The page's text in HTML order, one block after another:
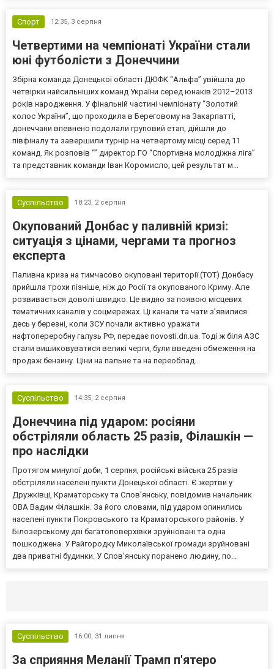
Спорт 12:35, 3 серпня
Четвертими на чемпіонаті України стали
юні футболісти з Донеччини
Збірна команда Донецької області ДЮФК “Альфа” увійшла до
четвірки найсильніших команд України серед юнаків 2012–2013
років народження. У фінальній частині чемпіонату “Золотий
колос України”, що проходила в Береговому на Закарпатті,
донеччани впевнено подолали груповий етап, дійшли до
півфіналу та завершили турнір на четвертому місці серед 11
команд. Як розповів “” директор ГО “Спортивна молодіжна ліга”
та представник команди Іван Коромисло, цей результат м...
Суспільство 18:23, 2 серпня
Окупований Донбас у паливній кризі:
ситуація з цінами, чергами та прогноз
експерта
Паливна криза на тимчасово окуповані території (ТОТ) Донбасу
прийшла трохи пізніше, ніж до Росії та окупованого Криму. Але
розвивається доволі швидко. Це видно за появою місцевих
тематичних каналів у соцмережах. Ці канали та чати з’явилися
десь у березні, коли ЗСУ почали активно уражати
нафтопереробну галузь РФ, передає novosti.dn.ua. Тоді ж біля АЗС
стали вишиковуватися великі черги, були введені обмеження на
продаж бензину. Ціни на пальне та на переоблад...
Суспільство 14:35, 2 серпня
Донеччина під ударом: росіяни
обстріляли область 25 разів, Філашкін —
про наслідки
Протягом минулої доби, 1 серпня, російські війська 25 разів
обстріляли населені пункти Донецької області. Є жертви у
Дружківці, Краматорську та Слов’янську, повідомив начальник
ОВА Вадим Філашкін. За його словами, під ударом опинились
населені пункти Покровського та Краматорського районів. У
Білозерському дві багатоповерхівки зруйновані та одна
пошкоджена. У Райгородку Миколаївської громади зруйновані
два приватні будинки. У Слов’янську поранено людину, по...
Суспільство 16:00, 31 липня
За сприяння Меланії Трамп п'ятеро